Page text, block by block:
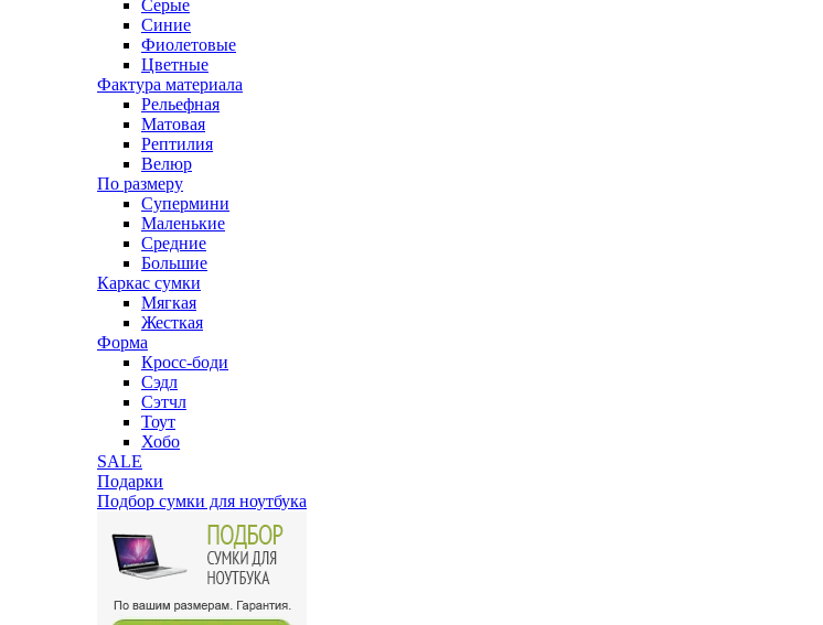
Серые
Синие
Фиолетовые
Цветные
Фактура материала
Рельефная
Матовая
Рептилия
Велюр
По размеру
Супермини
Маленькие
Средние
Большие
Каркас сумки
Мягкая
Жесткая
Форма
Кросс-боди
Сэдл
Сэтчл
Тоут
Хобо
SALE
Подарки
Подбор сумки для ноутбука